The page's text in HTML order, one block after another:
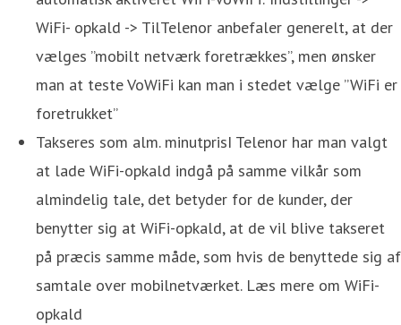
WiFi- opkald -> TilTelenor anbefaler generelt, at der
vælges ”mobilt netværk foretrækkes”, men ønsker
man at teste VoWiFi kan man i stedet vælge ”WiFi er
foretrukket”
Takseres som alm. minutprisI Telenor har man valgt
at lade WiFi-opkald indgå på samme vilkår som
almindelig tale, det betyder for de kunder, der
benytter sig at WiFi-opkald, at de vil blive takseret
på præcis samme måde, som hvis de benyttede sig af
samtale over mobilnetværket. Læs mere om WiFi-
opkald